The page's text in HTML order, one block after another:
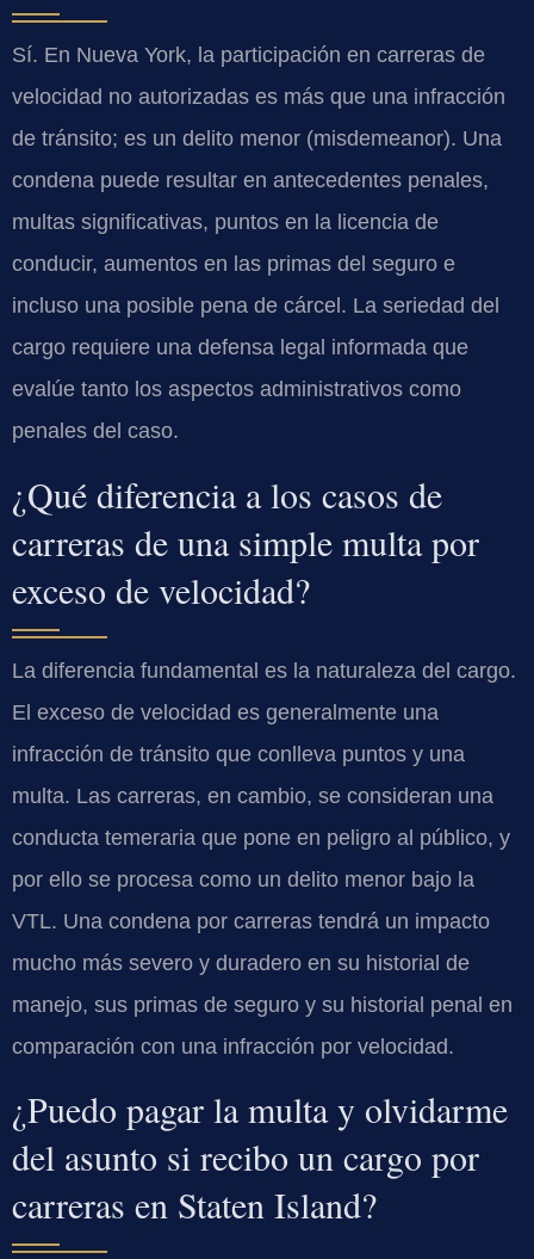
Sí. En Nueva York, la participación en carreras de
velocidad no autorizadas es más que una infracción
de tránsito; es un delito menor (misdemeanor). Una
condena puede resultar en antecedentes penales,
multas significativas, puntos en la licencia de
conducir, aumentos en las primas del seguro e
incluso una posible pena de cárcel. La seriedad del
cargo requiere una defensa legal informada que
evalúe tanto los aspectos administrativos como
penales del caso.
¿Qué diferencia a los casos de
carreras de una simple multa por
exceso de velocidad?
La diferencia fundamental es la naturaleza del cargo.
El exceso de velocidad es generalmente una
infracción de tránsito que conlleva puntos y una
multa. Las carreras, en cambio, se consideran una
conducta temeraria que pone en peligro al público, y
por ello se procesa como un delito menor bajo la
VTL. Una condena por carreras tendrá un impacto
mucho más severo y duradero en su historial de
manejo, sus primas de seguro y su historial penal en
comparación con una infracción por velocidad.
¿Puedo pagar la multa y olvidarme
del asunto si recibo un cargo por
carreras en Staten Island?